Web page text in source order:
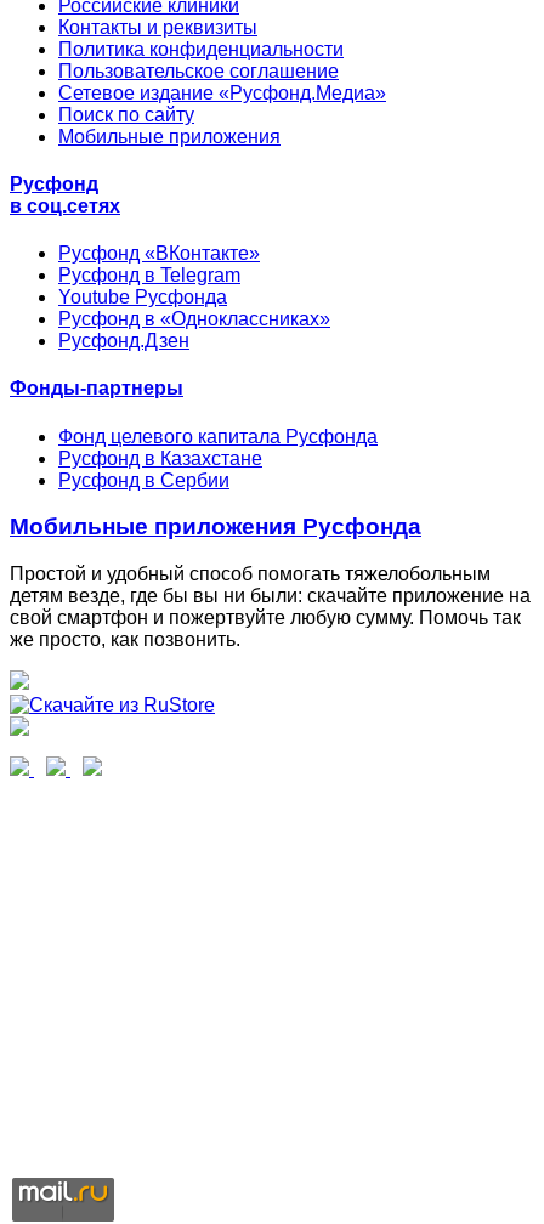
Российские клиники
Контакты и реквизиты
Политика конфиденциальности
Пользовательское соглашение
Сетевое издание «Русфонд.Медиа»
Поиск по сайту
Мобильные приложения
Русфонд
в соц.сетях
Русфонд «ВКонтакте»
Русфонд в Telegram
Youtube Русфонда
Русфонд в «Одноклассниках»
Русфонд.Дзен
Фонды-партнеры
Фонд целевого капитала Русфонда
Русфонд в Казахстане
Русфонд в Сербии
Мобильные приложения Русфонда
Простой и удобный способ помогать тяжелобольным
детям везде, где бы вы ни были: скачайте приложение на
свой смартфон и пожертвуйте любую сумму. Помочь так
же просто, как позвонить.